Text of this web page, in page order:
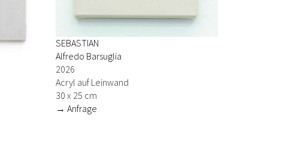
SEBASTIAN
Alfredo Barsuglia
2026
Acryl auf Leinwand
30 x 25 cm
→ Anfrage